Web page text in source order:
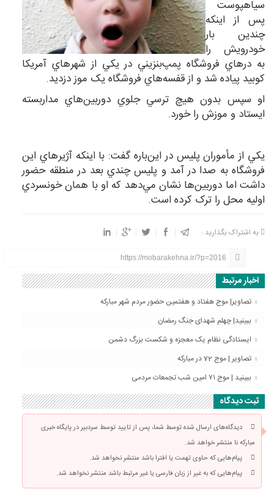
سياهپوست
پس از اينکه
چندين بار
خودرو‌يش را
به در‌هاي فروشگاه پمپ‌بنزيني در يکي از شهر‌هاي آمريکا
کوبيد پياده شد و از قفسه‌هاي فروشگاه يک موز دزديد.
او سپس بدون هيچ ترسي جلوي دوربين‌هاي مداربسته
ايستاد و موزش را خورد.
يکي از مأموران پليس در اين‌باره گفت: با اينکه آژير‌هاي اين
فروشگاه به صدا در آمد و پليس چندي بعد در منطقه حضور
داشت اما دوربين‌ها نشان مي‌دهد که او با همان خونسردي
اوليه محل را ترک کرده است.
به اشتراک بگذارید :
https://mobarakehna.ir/?p=2016
اخبار مرتبط
تصاویر| موج هفتاد و هفتمین حضور مردم شهر مبارکه
ببینید| چهلم شهدای جنگ رمضان
ایستادگی نظام یک معجزه و شکست بزرگ دشمن
تصاویر | موج 72 در مبارکه
ببینید | موج ۷۱ امین شب تجمعات مردمی
ثبت دیدگاه
دیدگاه‌های ارسال شده توسط شما، پس از تایید توسط سردبیر در پایگاه خبری
مبارکه نا منتشر خواهد شد.
پیام‌هایی که حاوی تهمت یا افترا باشد منتشر نخواهد شد.
پیام‌هایی که به غیر از زبان فارسی یا غیر مرتبط باشد منتشر نخواهد شد.